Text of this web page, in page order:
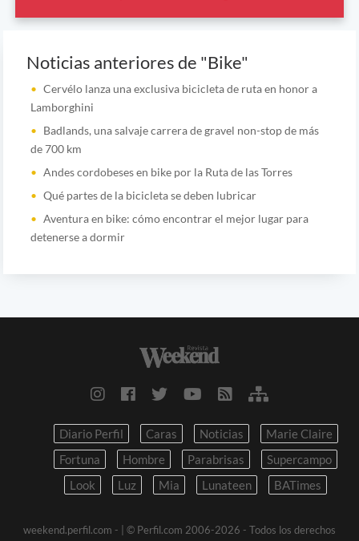
Noticias anteriores de "Bike"
Cervélo lanza una exclusiva bicicleta de ruta en honor a
Lamborghini
Badlands, una salvaje carrera de gravel non-stop de más
de 700 km
Andes cordobeses en bike por la Ruta de las Torres
Qué partes de la bicicleta se deben lubricar
Aventura en bike: cómo encontrar el mejor lugar para
detenerse a dormir
Diario Perfil Caras Noticias
Marie Claire
Fortuna
Hombre Parabrisas
Supercampo
Look
Luz Mia Lunateen BATimes
weekend.perfil.com -
| © Perfil.com 2006-2026 - Todos los derechos